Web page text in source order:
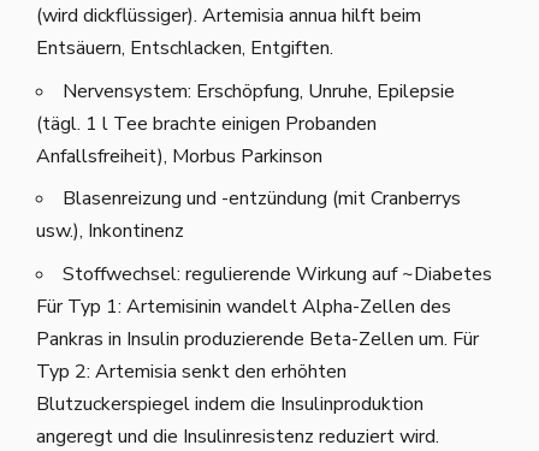
(wird dickflüssiger). Artemisia annua hilft beim
Entsäuern, Entschlacken, Entgiften.
Nervensystem: Erschöpfung, Unruhe, Epilepsie
(tägl. 1 l Tee brachte einigen Probanden
Anfallsfreiheit), Morbus Parkinson
Blasenreizung und -entzündung (mit Cranberrys
usw.), Inkontinenz
Stoffwechsel: regulierende Wirkung auf ~Diabetes
Für Typ 1: Artemisinin wandelt Alpha-Zellen des
Pankras in Insulin produzierende Beta-Zellen um. Für
Typ 2: Artemisia senkt den erhöhten
Blutzuckerspiegel indem die Insulinproduktion
angeregt und die Insulinresistenz reduziert wird.